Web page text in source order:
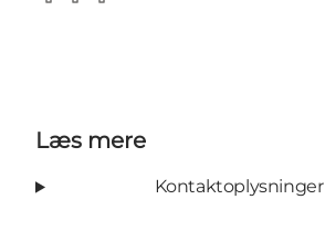
Læs mere
Kontaktoplysninger